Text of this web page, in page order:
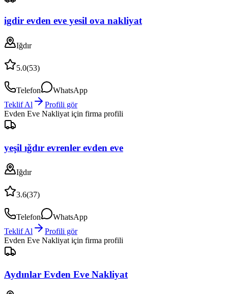
igdir evden eve yesil ova nakliyat
Iğdır
5.0(53)
Telefon
WhatsApp
Teklif Al
Profili gör
Evden Eve Nakliyat için firma profili
yeşil ığdır evrenler evden eve
Iğdır
3.6(37)
Telefon
WhatsApp
Teklif Al
Profili gör
Evden Eve Nakliyat için firma profili
Aydınlar Evden Eve Nakliyat